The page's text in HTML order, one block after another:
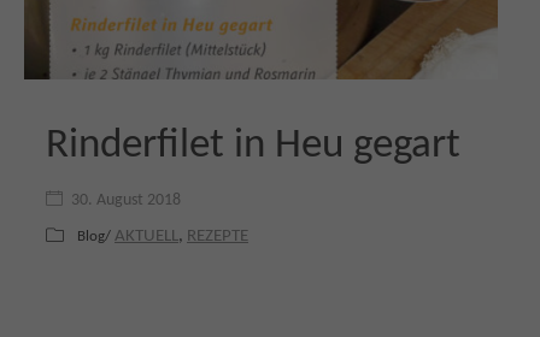
Rinderfilet in Heu gegart
30. August 2018
Blog/ AKTUELL, REZEPTE